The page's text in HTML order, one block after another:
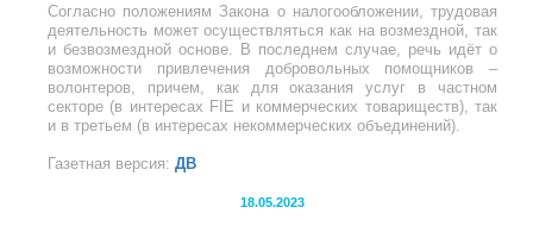
Согласно положениям Закона о налогообложении, трудовая
деятельность может осуществляться как на возмездной, так
и безвозмездной основе. В последнем случае, речь идёт о
возможности привлечения добровольных помощников –
волонтеров, причем, как для оказания услуг в частном
секторе (в интересах FIE и коммерческих товариществ), так
и в третьем (в интересах некоммерческих объединений).
Газетная версия: ДВ
18.05.2023